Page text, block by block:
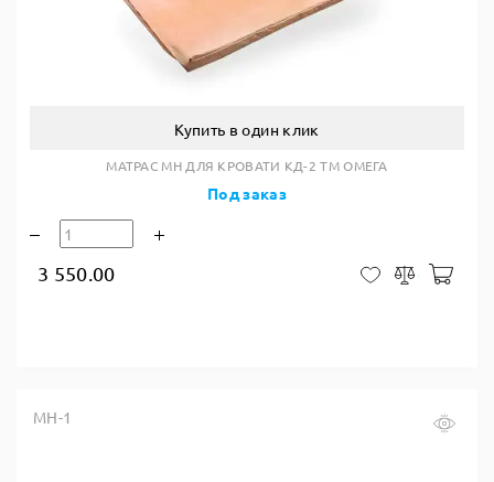
Купить в один клик
МАТРАС MH ДЛЯ КРОВАТИ КД-2 ТМ ОМЕГА
Под заказ
3 550.00 В закладки
Сравнить
МН-1